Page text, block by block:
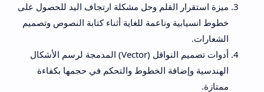
ميزة استقرار القلم وحل مشكلة ارتجاف اليد للحصول على
خطوط انسيابية وناعمة للغاية أثناء كتابة النصوص وتصميم
الشعارات.
أدوات تصميم النواقل (Vector) المدمجة لرسم الأشكال
الهندسية وإضافة الخطوط والتحكم في حجمها بكفاءة
ممتازة.